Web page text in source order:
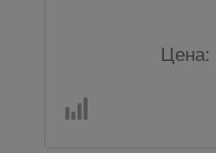
Цена: